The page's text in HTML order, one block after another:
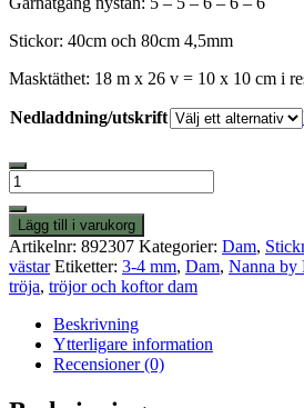
Stickor: 40cm och 80cm 4,5mm
Masktäthet: 18 m x 26 v = 10 x 10 cm i
Nedladdning/utskrift
Långväst
med
flätor
mängd
Lägg till i varukorg
Artikelnr: 892307 Kategorier: Dam,
västar Etiketter: 3-4 mm, Dam, Nanna by
tröja, tröjor och koftor dam
Beskrivning
Ytterligare information
Recensioner (0)